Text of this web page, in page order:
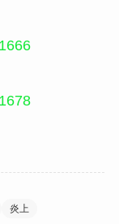
炎上